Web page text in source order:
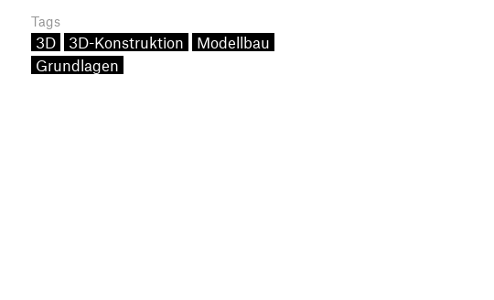
Tags
3D 3D-Konstruktion
Modellbau
Grundlagen